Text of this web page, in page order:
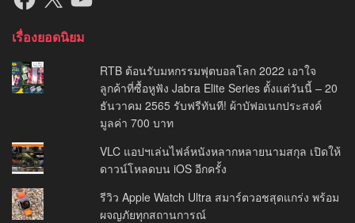
เรื่องยอดนิยม
RTB ต้อนรับมหกรรมฟุตบอลโลก 2022 เอาใจ
ลูกค้าที่ซื้อหูฟัง Jabra Elite Series ตั้งแต่วันนี้ – 20
ธันวาคม 2565 รับฟรีทันที! ผ้าบัฟอเนกประสงค์
มูลค่า 700 บาท
VLC แอปฯเล่นไฟล์หนังหลากหลายนามสกุล เปิดให้
ดาวน์โหลดบน iOS อีกครั้ง
รีวิว Apple Watch Ultra สมาร์ตวอชสุดแกร่ง พร้อม
ผจญภัยทุกสถานการณ์